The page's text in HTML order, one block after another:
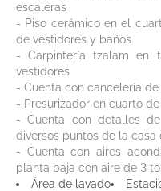
escaleras
- Piso cerámico en el
de vestidores y baños
- Carpintería tzalam en
vestidores
- Cuenta con cancelería
- Presurizador en cuarto
- Cuenta con detalles
diversos puntos de la
- Cuenta con aires
planta baja con aire de 3
Área de lavado